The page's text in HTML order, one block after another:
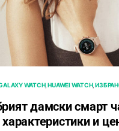
WATCH HUAWEI WATCH
дамски смарт
и